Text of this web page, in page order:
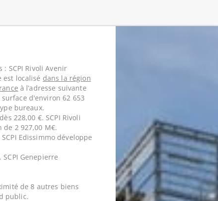
SCPI Rivoli Avenir
est localisé dans la région
à l’adresse suivante
d'environ 62 653
bureaux.
228,00 €. SCPI Rivoli
2 927,00 M€.
Edissimmo développe
Genepierre
de 8 autres biens
public.